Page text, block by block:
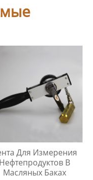
Для Измерения
Нефтепродуктов В
Масляных Баках